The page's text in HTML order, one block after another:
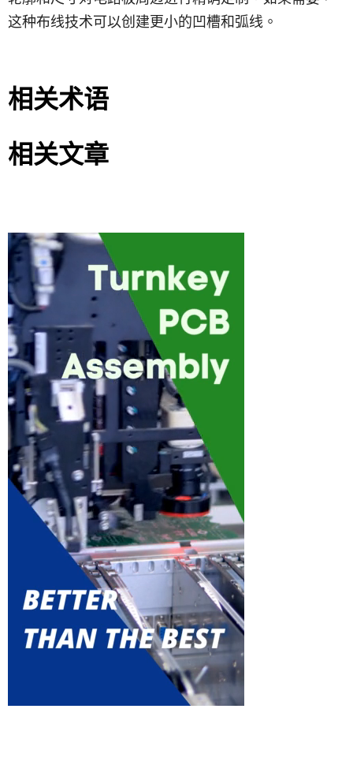
这种布线技术可以创建更小的凹槽和弧线。
相关术语
相关文章